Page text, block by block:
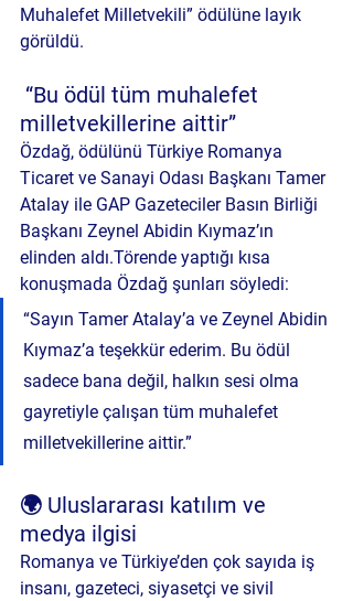
Muhalefet Milletvekili” ödülüne layık
görüldü.
milletvekillerine aittir”
Özdağ, ödülünü Türkiye Romanya
Ticaret ve Sanayi Odası Başkanı Tamer
Atalay ile GAP Gazeteciler Basın Birliği
Başkanı Zeynel Abidin Kıymaz’ın
elinden aldı.Törende yaptığı kısa
konuşmada Özdağ şunları söyledi:
“Sayın Tamer Atalay’a ve Zeynel Abidin
Kıymaz’a teşekkür ederim. Bu ödül
sadece bana değil, halkın sesi olma
gayretiyle çalışan tüm muhalefet
milletvekillerine aittir.”
🌍 Uluslararası katılım ve
medya ilgisi
Romanya ve Türkiye’den çok sayıda iş
insanı, gazeteci, siyasetçi ve sivil